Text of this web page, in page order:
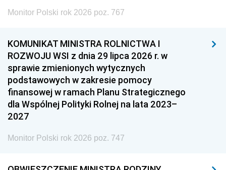
Monitor Polski rok 2026 poz. 767
KOMUNIKAT MINISTRA ROLNICTWA I
ROZWOJU WSI z dnia 29 lipca 2026 r. w
sprawie zmienionych wytycznych
podstawowych w zakresie pomocy
finansowej w ramach Planu Strategicznego
dla Wspólnej Polityki Rolnej na lata 2023–
2027
Monitor Polski rok 2026 poz. 747